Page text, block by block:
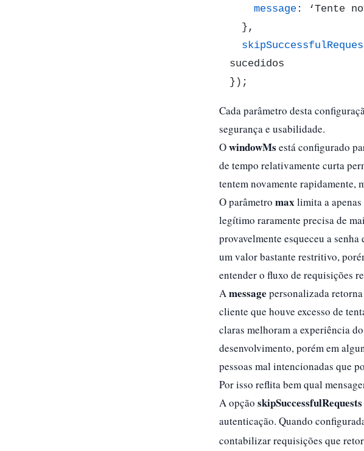
message : ‘Tente
sucedidos
});
Cada parâmetro desta
segurança e usabilidade.​
OwindowMs está configurado
de tempo relativamente curta
tentem novamente rapidamente,
O parâmetro maxlimita a
legítimo raramente precisa de
provavelmente esqueceu a
um valor bastante restritivo,
entender o fluxo de requisições
Amessage personalizada
cliente que houve excesso de
claras melhoram a experiência
desenvolvimento, porém em
pessoas mal intencionadas que
Por isso reflita bem qual
A opção skipSuccessfulRequests
autenticação. Quando
contabilizar requisições que